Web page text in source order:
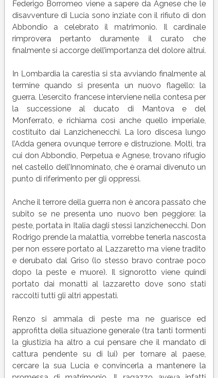
Federigo Borromeo viene a sapere da Agnese che le
disavventure di Lucia sono inziate con il rifiuto di don
Abbondio a celebrato il matrimonio. Il cardinale
rimprovera pertanto duramente il curato che
finalmente si accorge dell’importanza del dolore altrui.
In Lombardia la carestia si sta avviando finalmente al
termine quando si presenta un nuovo flagello: la
guerra. L’esercito francese interviene nella contesa per
la successione al ducato di Mantova e del
Monferrato, e richiama così anche quello imperiale,
costituito dai Lanzichenecchi. La loro discesa lungo
l’Adda genera ovunque terrore e distruzione. Molti, tra
cui don Abbondio, Perpetua e Agnese, trovano rifugio
nel castello dell’Innominato, che è oramai divenuto un
punto di riferimento per gli oppressi.
Anche il terrore della guerra non è ancora passato che
subito se ne presenta uno nuovo ben peggiore: la
peste, portata in Italia dagli stessi lanzichenecchi. Don
Rodrigo prende la malattia, vorrebbe tenerla nascosta
per non essere portato al Lazzaretto ma viene tradito
e derubato dal Griso (lo stesso bravo contrae poco
dopo la peste e muore). Il signorotto viene quindi
portato dai monatti al lazzaretto dove sono stati
raccolti tutti gli altri appestati.
Renzo si ammala di peste ma ne guarisce ed
approfitta della situazione generale (tra tanti tormenti
la giustizia ha altro a cui pensare che il mandato di
cattura pendente su di lui) per tornare al paese,
cercare la sua Lucia e convincerla a mantenere la